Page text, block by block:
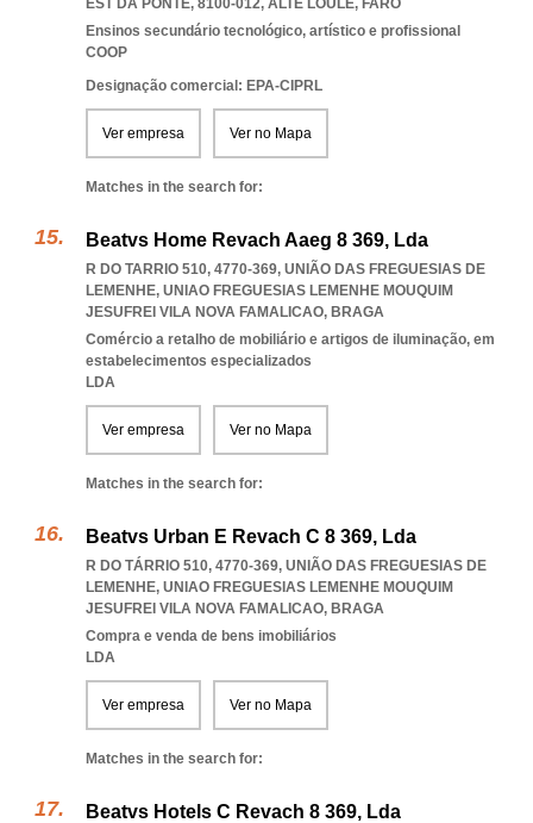
EST DA PONTE, 8100-012, ALTE LOULE, FARO
Ensinos secundário tecnológico, artístico e profissional
COOP
Designação comercial: EPA-CIPRL
Ver empresa Ver no Mapa
Matches in the search for:
Beatvs Home Revach Aaeg 8 369, Lda
R DO TARRIO 510, 4770-369, UNIÃO DAS FREGUESIAS DE
LEMENHE, UNIAO FREGUESIAS LEMENHE MOUQUIM
JESUFREI VILA NOVA FAMALICAO, BRAGA
Comércio a retalho de mobiliário e artigos de iluminação, em
estabelecimentos especializados
LDA
Ver empresa Ver no Mapa
Matches in the search for:
Beatvs Urban E Revach C 8 369, Lda
R DO TÁRRIO 510, 4770-369, UNIÃO DAS FREGUESIAS DE
LEMENHE, UNIAO FREGUESIAS LEMENHE MOUQUIM
JESUFREI VILA NOVA FAMALICAO, BRAGA
Compra e venda de bens imobiliários
LDA
Ver empresa Ver no Mapa
Matches in the search for:
Beatvs Hotels C Revach 8 369, Lda